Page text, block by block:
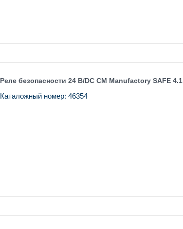
Реле безопасности 24 В/DC CM Manufactory SAFE 4.1
Каталожный номер: 46354